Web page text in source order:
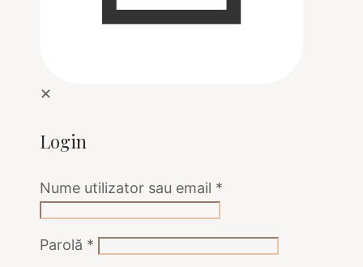
✕
Login
Nume utilizator sau email *
Parolă *